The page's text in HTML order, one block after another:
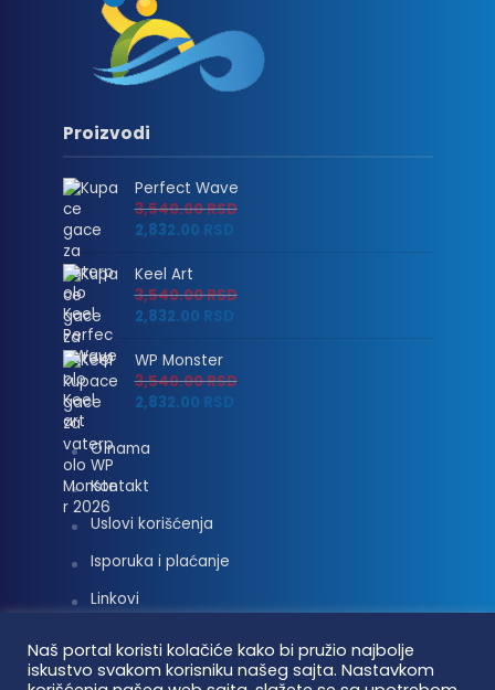
Proizvodi
Perfect Wave
3,540.00RSD
2,832.00 RSD
Keel Art
3,540.00RSD
2,832.00 RSD
WP Monster
3,540.00RSD
2,832.00 RSD
O nama
Kontakt
Uslovi korišćenja
Isporuka i plaćanje
Linkovi
Naš portal koristi kolačiće kako bi pružio najbolje
iskustvo svakom korisniku našeg sajta. Nastavkom